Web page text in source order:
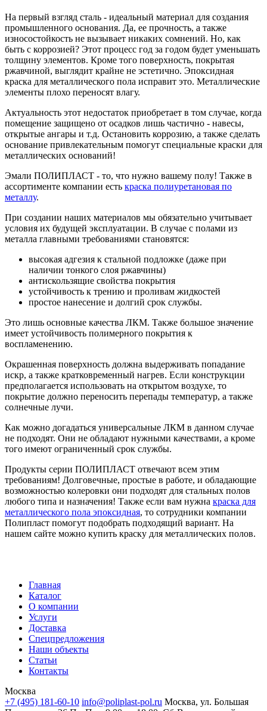
На первый взгляд сталь - идеальный материал для создания
промышленного основания. Да, ее прочность, а также
износостойкость не вызывает никаких сомнений. Но, как
быть с коррозией? Этот процесс год за годом будет уменьшать
толщину элементов. Кроме того поверхность, покрытая
ржавчиной, выглядит крайне не эстетично. Эпоксидная
краска для металлического пола исправит это. Металлические
элементы плохо переносят влагу.
Актуальность этот недостаток приобретает в том случае, когда
помещение защищено от осадков лишь частично - навесы,
открытые ангары и т.д. Остановить коррозию, а также сделать
основание привлекательным помогут специальные краски для
металлических оснований!
Эмали ПОЛИПЛАСТ - то, что нужно вашему полу! Также в
ассортименте компании есть краска полиуретановая по
металлу.
При создании наших материалов мы обязательно учитывает
условия их будущей эксплуатации. В случае с полами из
металла главными требованиями становятся:
высокая адгезия к стальной подложке (даже при
наличии тонкого слоя ржавчины)
антискользящие свойства покрытия
устойчивость к трению и проливам жидкостей
простое нанесение и долгий срок службы.
Это лишь основные качества ЛКМ. Также большое значение
имеет устойчивость полимерного покрытия к
воспламенению.
Окрашенная поверхность должна выдерживать попадание
искр, а также кратковременный нагрев. Если конструкции
предполагается использовать на открытом воздухе, то
покрытие должно переносить перепады температур, а также
солнечные лучи.
Как можно догадаться универсальные ЛКМ в данном случае
не подходят. Они не обладают нужными качествами, а кроме
того имеют ограниченный срок службы.
Продукты серии ПОЛИПЛАСТ отвечают всем этим
требованиям! Долговечные, простые в работе, и обладающие
возможностью колеровки они подходят для стальных полов
любого типа и назначения! Также если вам нужна краска для
металлического пола эпоксидная, то сотрудники компании
Полипласт помогут подобрать подходящий вариант. На
нашем сайте можно купить краску для металлических полов.
Главная
Каталог
О компании
Услуги
Доставка
Спецпредложения
Наши объекты
Статьи
Контакты
Москва
+7 (495) 181-60-10 info@poliplast-pol.ru Москва, ул. Большая